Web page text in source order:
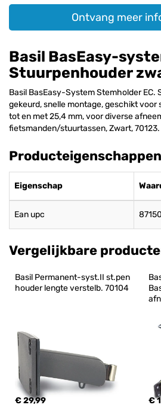
Ontvang meer
Basil BasEasy-
Stuurpenhouder
Basil BasEasy-System Stemholder EC.
gekeurd, snelle montage, geschikt voor
tot en met 25,4 mm, voor diverse
fietsmanden/stuurtassen, Zwart, 70123.
Producteigenschappen
Eigenschap
Ean upc
Vergelijkbare
Basil Permanent-syst.II st.pen
houder lengte verstelb. 70104
€ 29,99 €